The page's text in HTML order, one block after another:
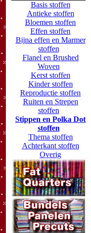
Basis stoffen
Antieke stoffen
Bloemen stoffen
Effen stoffen
Bijna effen en Marmer
stoffen
Flanel en Brushed
Woven
Kerst stoffen
Kinder stoffen
Reproductie stoffen
Ruiten en Strepen
stoffen
Stippen en Polka Dot
stoffen
Thema stoffen
Achterkant stoffen
Overig